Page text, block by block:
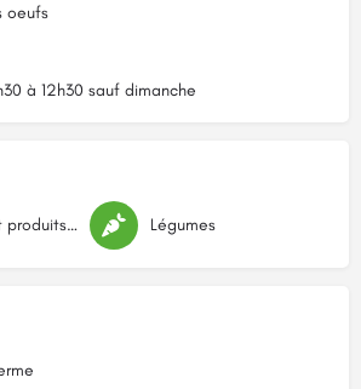
oeufs
à 12h30 sauf dimanche
Fromages et produits laitiers Légumes